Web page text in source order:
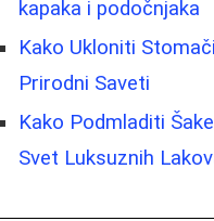
kapaka i podočnjaka
Kako Ukloniti
Prirodni Saveti
Kako Podmladiti
Svet Luksuznih